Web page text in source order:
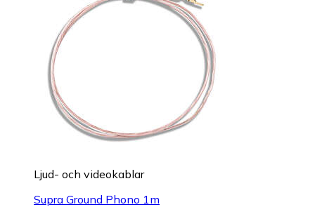
Ljud- och videokablar
Supra Ground Phono 1m